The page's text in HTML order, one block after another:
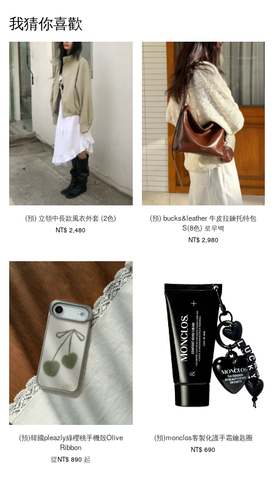
我猜你喜歡
(預) 立領中長款風衣外套 (2色)
NT$ 2,480
(預) bucks&leather 牛皮拉鍊托特包
S(8色) 로우백
NT$ 2,980
(預)韓國pleazly綠櫻桃手機殼Olive
Ribbon
從NT$ 890起
(預)monclos客製化護手霜鑰匙圈
NT$ 690